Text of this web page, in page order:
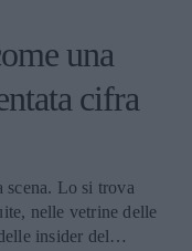
una
cifra
della sartorialità italiana applicata al capospalla la propria firma: ogni cappotto beige da donna dell’azienda è pensato per durare nel tempo, grazie a tagli che restano attuali stagione dopo stagione e a lavorazioni che portano avanti la tradizione artigianale del Made in Italy. Il beige in passerella: una palette che valorizza il taglio Chi segue le sfilate sa che il beige ricorre con costanza in ogni stagione, dalle collezioni primavera-estate a quelle autunno-inverno. Non è una scelta casuale: la palette neutra valorizza il taglio del capo, mette in luce la qualità della lavorazione, fa emergere la pulizia delle linee senza che il colore rubi la scena. Quando un capo sfila in cammello chiaro o in sabbia, l'occhio coglie subito la forma: il volume delle spalle, la cadenza dei dettagli sartoriali, la cintura che disegna la vita, la lunghezza che dialoga con la figura. Il beige risulta una lente che porta in primo piano tutto il lavoro tecnico, e per questo i designer che vogliono far parlare la propria competenza scelgono spesso la palette neutra come terreno di esposizione del proprio savoir-faire. Anche la resa fotografica gioca un ruolo importante. Sotto le luci intense delle sfilate i toni beige restituiscono al meglio la materia: si vede la mano del tessuto, si percepisce il peso della lana o la leggerezza del lino, si distingue il cashmere dalla pura vergine. Gli scatti che escono dalle passerelle raccontano così la realtà del capo con un'onestà rara, e ogni uscita diventa un'occasione di comunicazione tecnica oltre che estetica. Vale infine il discorso delle uscite in serie. La palette neutra permette di mandare in scena interi blocchi di collezione fondati sulla coerenza cromatica: a quel punto sono il taglio, il volume e i piccoli scarti di sfumatura a fare la differenza tra un look e l'altro. Un linguaggio di sfilata raffinato che premia l'occhio attento e che funziona ugualmente bene nelle collezioni leggere della bella stagione come in quelle stratificate dei mesi freddi. Il beige come dichiarazione: meno rumore, più identità Il successo del beige racconta qualcosa di più ampio sul modo in cui le donne hanno deciso di vestirsi oggi. Racconta il superamento dell'estetica dei colori accesi a ogni costo, l'affermazione di un gusto che riconosce nell'eleganza discreta una forma di stile più matura, l'emergere di una moda che lavora per coerenza anziché per impatto immediato. Scegliere il beige significa anche scegliere un rapporto diverso con il calendario delle tendenze. Vuol dire prediligere una palette stabile che resta attuale a distanza di anni, capace di accompagnare il guardaroba lungo cicli di rinnovo molto più ampi di quelli imposti dalle collezioni stagionali. È una scelta da donna che sa cosa le piace, e che premia chi la fa con un guardaroba più funzionale, fatto di capi che si sostengono a vicenda. C'è infine una dimensione personale che merita attenzione. Quando il colore lavora in secondo piano, ciò che resta in primo piano è chi indossa il capo: il viso, il portamento, l'energia che ognuna porta con sé. Il beige restituisce centralità alla donna e le lascia definire il significato di ciò che indossa. In un'epoca in cui spesso il guardaroba urla per farsi n